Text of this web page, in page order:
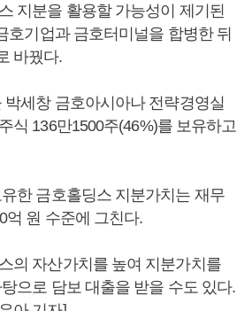
지분을 활용할 가능성이 제기된
호기업과 금호터미널을 합병한 뒤
바꿨다.
박세창 금호아시아나 전략경영실
식 136만1500주(46%)를 보유하고
한 금호홀딩스 지분가치는 재무
억 원 수준에 그친다.
의 자산가치를 높여 지분가치를
으로 담보 대출을 받을 수도 있다.